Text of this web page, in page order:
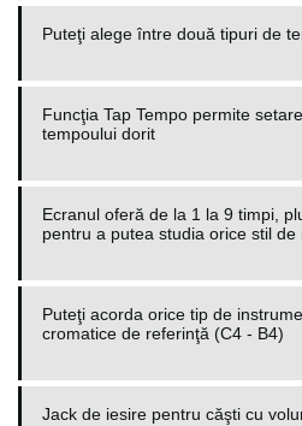
Puteţi alege între două tipuri de
Funcţia Tap Tempo permite
tempoului dorit
Ecranul oferă de la 1 la 9 timpi,
pentru a putea studia orice stil de
Puteţi acorda orice tip de
cromatice de referinţă (C4 - B4)
Jack de iesire pentru căşti cu